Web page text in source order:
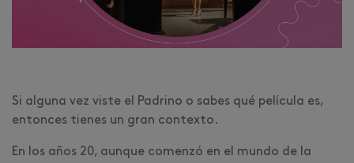
Si alguna vez viste el Padrino o sabes qué película es,
entonces tienes un gran contexto.
En los años 20, aunque comenzó en el mundo de la